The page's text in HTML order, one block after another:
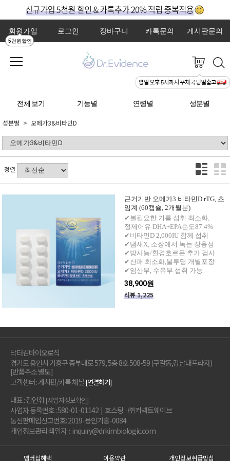
회원가입
5천원할인
로그인 장바구니 카톡문의 게시판문의
전체 보기 기능별 연령별 성분별
성분별 오메가3&비타민D
정렬
근거기반 오메가3 비타민D rTG, 초
임계 (60캡슐, 2개월분)
✔불필요한 기름 섭취 최소화,
정제어유 DHA+EPA순도87.4%
✔비타민D 2,000IU 함께 섭취
✔냄새X, 소장에서 녹는 장용성
✔방사능/환경호르몬 추가 검사
✔산패 최소화,불투명 개별포장
✔임산부, 수유부 섭취 가능
38,900원
리뷰 1,225
닥터김바이오로직
경기도 용인시 기흥구 중부대로 579, 5층 8호 508-59 (구갈동,강남대프라자)
[반품주소 별도]
고객센터 : 게시판/카톡 채널[연결하기]
대표 : 김연휘 [사업자정보확인]
사업자 등록번호 : 580-01-01142 | 호스팅 : ㈜커넥트웨이브
통신판매업신고번호: 2019-용인기흥-0084
개인정보관리 책임자 : inquiry@drkimbiologic.com
멤버십혜택 이용약관 개인정보취급방침